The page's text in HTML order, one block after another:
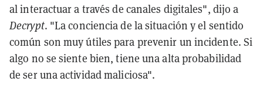
al interactuar a través de canales digitales", dijo a
Decrypt. "La conciencia de la situación y el sentido
común son muy útiles para prevenir un incidente. Si
algo no se siente bien, tiene una alta probabilidad
de ser una actividad maliciosa".